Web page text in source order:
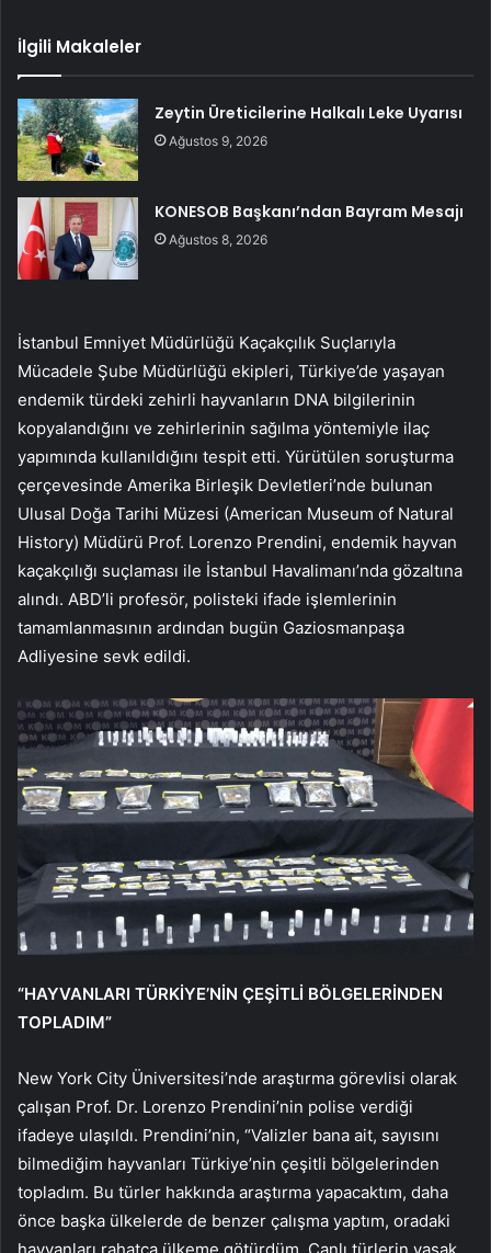
İlgili Makaleler
Zeytin Üreticilerine Halkalı Leke Uyarısı
Ağustos 9, 2026
KONESOB Başkanı’ndan Bayram Mesajı
Ağustos 8, 2026
İstanbul Emniyet Müdürlüğü Kaçakçılık Suçlarıyla
Mücadele Şube Müdürlüğü ekipleri, Türkiye’de yaşayan
endemik türdeki zehirli hayvanların DNA bilgilerinin
kopyalandığını ve zehirlerinin sağılma yöntemiyle ilaç
yapımında kullanıldığını tespit etti. Yürütülen soruşturma
çerçevesinde Amerika Birleşik Devletleri’nde bulunan
Ulusal Doğa Tarihi Müzesi (American Museum of Natural
History) Müdürü Prof. Lorenzo Prendini, endemik hayvan
kaçakçılığı suçlaması ile İstanbul Havalimanı’nda gözaltına
alındı. ABD’li profesör, polisteki ifade işlemlerinin
tamamlanmasının ardından bugün Gaziosmanpaşa
Adliyesine sevk edildi.
“HAYVANLARI TÜRKİYE’NİN ÇEŞİTLİ BÖLGELERİNDEN
TOPLADIM”
New York City Üniversitesi’nde araştırma görevlisi olarak
çalışan Prof. Dr. Lorenzo Prendini’nin polise verdiği
ifadeye ulaşıldı. Prendini’nin, “Valizler bana ait, sayısını
bilmediğim hayvanları Türkiye’nin çeşitli bölgelerinden
topladım. Bu türler hakkında araştırma yapacaktım, daha
önce başka ülkelerde de benzer çalışma yaptım, oradaki